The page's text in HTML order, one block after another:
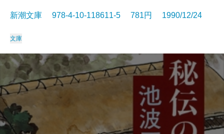
新潮文庫 978-4-10-118611-5 781円 1990/12/24
文庫